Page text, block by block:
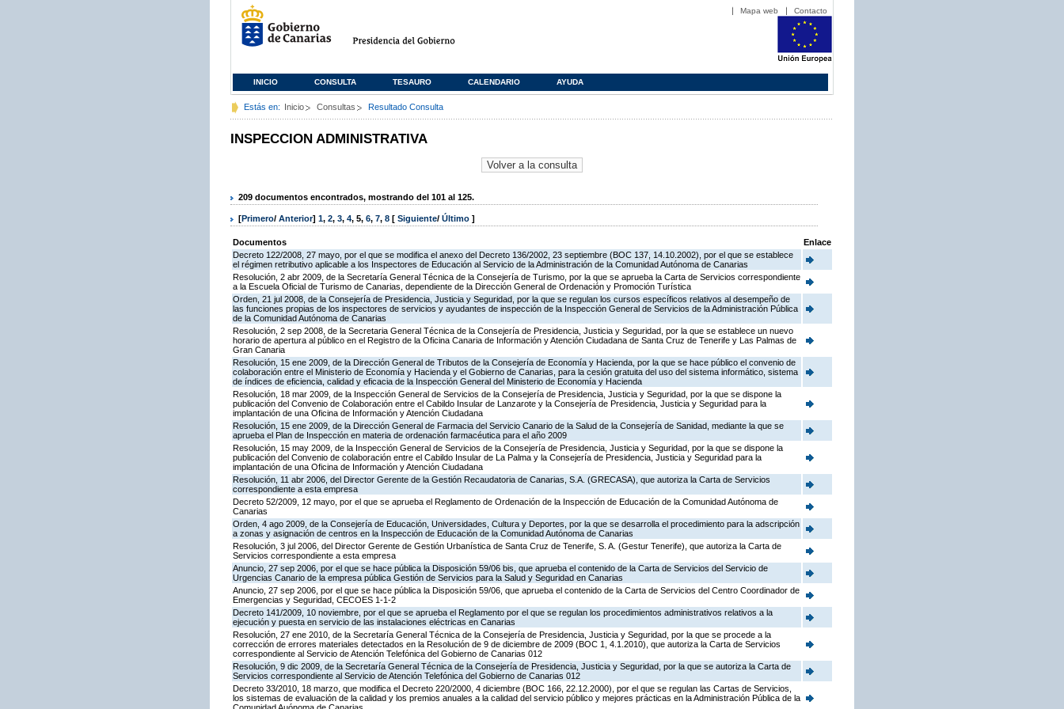
Mapa web Contacto
INICIO CONSULTA TESAURO CALENDARIO AYUDA
Estás en: Inicio Consultas Resultado Consulta
INSPECCION ADMINISTRATIVA
209 documentos encontrados, mostrando del 101 al 125.
[Primero/ Anterior] 1, 2, 3, 4, 5, 6, 7, 8 [ Siguiente/ Último ]
Documentos
Enlace
Decreto 122/2008, 27 mayo, por el que se modifica el anexo del Decreto 136/2002, 23 septiembre (BOC 137, 14.10.2002), por el que se establece
el régimen retributivo aplicable a los Inspectores de Educación al Servicio de la Administración de la Comunidad Autónoma de Canarias
Resolución, 2 abr 2009, de la Secretaría General Técnica de la Consejería de Turismo, por la que se aprueba la Carta de Servicios correspondiente
a la Escuela Oficial de Turismo de Canarias, dependiente de la Dirección General de Ordenación y Promoción Turística
Orden, 21 jul 2008, de la Consejería de Presidencia, Justicia y Seguridad, por la que se regulan los cursos específicos relativos al desempeño de
las funciones propias de los inspectores de servicios y ayudantes de inspección de la Inspección General de Servicios de la Administración Pública
de la Comunidad Autónoma de Canarias
Resolución, 2 sep 2008, de la Secretaria General Técnica de la Consejería de Presidencia, Justicia y Seguridad, por la que se establece un nuevo
horario de apertura al público en el Registro de la Oficina Canaria de Información y Atención Ciudadana de Santa Cruz de Tenerife y Las Palmas de
Gran Canaria
Resolución, 15 ene 2009, de la Dirección General de Tributos de la Consejería de Economía y Hacienda, por la que se hace público el convenio de
colaboración entre el Ministerio de Economía y Hacienda y el Gobierno de Canarias, para la cesión gratuita del uso del sistema informático, sistema
de índices de eficiencia, calidad y eficacia de la Inspección General del Ministerio de Economía y Hacienda
Resolución, 18 mar 2009, de la Inspección General de Servicios de la Consejería de Presidencia, Justicia y Seguridad, por la que se dispone la
publicación del Convenio de Colaboración entre el Cabildo Insular de Lanzarote y la Consejería de Presidencia, Justicia y Seguridad para la
implantación de una Oficina de Información y Atención Ciudadana
Resolución, 15 ene 2009, de la Dirección General de Farmacia del Servicio Canario de la Salud de la Consejería de Sanidad, mediante la que se
aprueba el Plan de Inspección en materia de ordenación farmacéutica para el año 2009
Resolución, 15 may 2009, de la Inspección General de Servicios de la Consejería de Presidencia, Justicia y Seguridad, por la que se dispone la
publicación del Convenio de colaboración entre el Cabildo Insular de La Palma y la Consejería de Presidencia, Justicia y Seguridad para la
implantación de una Oficina de Información y Atención Ciudadana
Resolución, 11 abr 2006, del Director Gerente de la Gestión Recaudatoria de Canarias, S.A. (GRECASA), que autoriza la Carta de Servicios
correspondiente a esta empresa
Decreto 52/2009, 12 mayo, por el que se aprueba el Reglamento de Ordenación de la Inspección de Educación de la Comunidad Autónoma de
Canarias
Orden, 4 ago 2009, de la Consejería de Educación, Universidades, Cultura y Deportes, por la que se desarrolla el procedimiento para la adscripción
a zonas y asignación de centros en la Inspección de Educación de la Comunidad Autónoma de Canarias
Resolución, 3 jul 2006, del Director Gerente de Gestión Urbanística de Santa Cruz de Tenerife, S. A. (Gestur Tenerife), que autoriza la Carta de
Servicios correspondiente a esta empresa
Anuncio, 27 sep 2006, por el que se hace pública la Disposición 59/06 bis, que aprueba el contenido de la Carta de Servicios del Servicio de
Urgencias Canario de la empresa pública Gestión de Servicios para la Salud y Seguridad en Canarias
Anuncio, 27 sep 2006, por el que se hace pública la Disposición 59/06, que aprueba el contenido de la Carta de Servicios del Centro Coordinador de
Emergencias y Seguridad, CECOES 1-1-2
Decreto 141/2009, 10 noviembre, por el que se aprueba el Reglamento por el que se regulan los procedimientos administrativos relativos a la
ejecución y puesta en servicio de las instalaciones eléctricas en Canarias
Resolución, 27 ene 2010, de la Secretaría General Técnica de la Consejería de Presidencia, Justicia y Seguridad, por la que se procede a la
corrección de errores materiales detectados en la Resolución de 9 de diciembre de 2009 (BOC 1, 4.1.2010), que autoriza la Carta de Servicios
correspondiente al Servicio de Atención Telefónica del Gobierno de Canarias 012
Resolución, 9 dic 2009, de la Secretaría General Técnica de la Consejería de Presidencia, Justicia y Seguridad, por la que se autoriza la Carta de
Servicios correspondiente al Servicio de Atención Telefónica del Gobierno de Canarias 012
Decreto 33/2010, 18 marzo, que modifica el Decreto 220/2000, 4 diciembre (BOC 166, 22.12.2000), por el que se regulan las Cartas de Servicios,
los sistemas de evaluación de la calidad y los premios anuales a la calidad del servicio público y mejores prácticas en la Administración Pública de la